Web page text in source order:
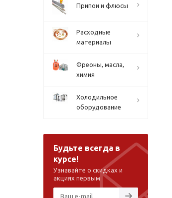
Припои и флюсы
Расходные
материалы
Фреоны, масла,
химия
Холодильное
оборудование
Будьте всегда в
курсе!
Узнавайте о скидках и
акциях первым